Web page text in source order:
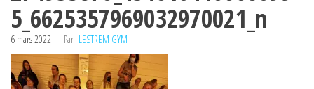
5_6625357969032970021_n
6 mars 2022 Par LESTREM GYM